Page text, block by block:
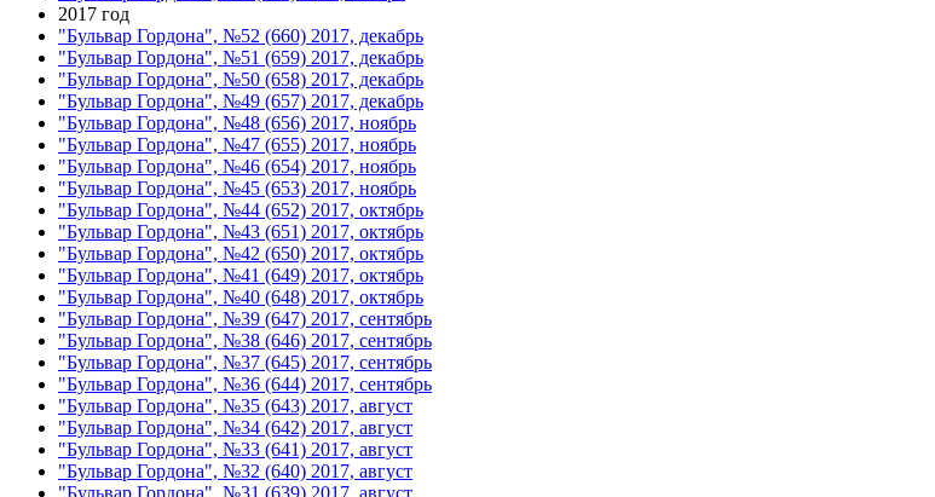
2017 год
"Бульвар Гордона", №52 (660) 2017, декабрь
"Бульвар Гордона", №51 (659) 2017, декабрь
"Бульвар Гордона", №50 (658) 2017, декабрь
"Бульвар Гордона", №49 (657) 2017, декабрь
"Бульвар Гордона", №48 (656) 2017, ноябрь
"Бульвар Гордона", №47 (655) 2017, ноябрь
"Бульвар Гордона", №46 (654) 2017, ноябрь
"Бульвар Гордона", №45 (653) 2017, ноябрь
"Бульвар Гордона", №44 (652) 2017, октябрь
"Бульвар Гордона", №43 (651) 2017, октябрь
"Бульвар Гордона", №42 (650) 2017, октябрь
"Бульвар Гордона", №41 (649) 2017, октябрь
"Бульвар Гордона", №40 (648) 2017, октябрь
"Бульвар Гордона", №39 (647) 2017, сентябрь
"Бульвар Гордона", №38 (646) 2017, сентябрь
"Бульвар Гордона", №37 (645) 2017, сентябрь
"Бульвар Гордона", №36 (644) 2017, сентябрь
"Бульвар Гордона", №35 (643) 2017, август
"Бульвар Гордона", №34 (642) 2017, август
"Бульвар Гордона", №33 (641) 2017, август
"Бульвар Гордона", №32 (640) 2017, август
"Бульвар Гордона", №31 (639) 2017, август